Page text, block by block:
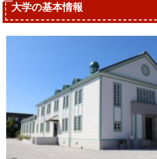
大学の基本情報